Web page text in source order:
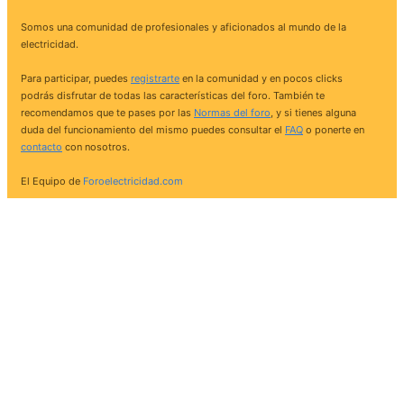
Somos una comunidad de profesionales y aficionados al mundo de la
electricidad.
Para participar, puedes registrarte en la comunidad y en pocos clicks
podrás disfrutar de todas las características del foro. También te
recomendamos que te pases por las Normas del foro, y si tienes alguna
duda del funcionamiento del mismo puedes consultar el FAQ o ponerte en
contacto con nosotros.
El Equipo de Foroelectricidad.com